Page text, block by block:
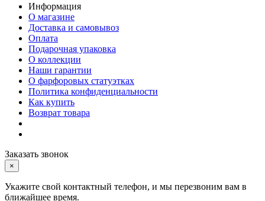
Информация
О магазине
Доставка и самовывоз
Оплата
Подарочная упаковка
О коллекции
Наши гарантии
О фарфоровых статуэтках
Политика конфиденциальности
Как купить
Возврат товара
Заказать звонок
×
Укажите свой контактный телефон, и мы перезвоним вам в
ближайшее время.